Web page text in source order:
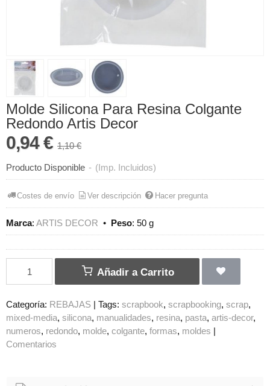
Molde Silicona Para Resina Colgante
Redondo Artis Decor
0,94 € 1,10 €
Producto Disponible - (Imp. Incluidos)
Costes de envío Ver descripción Hacer pregunta
Marca: ARTIS DECOR • Peso: 50 g
Añadir a Carrito
Categoría: REBAJAS | Tags: scrapbook scrapbooking scrap
mixed-media silicona manualidades resina pasta artis-decor
numeros redondo molde colgante formas moldes |
Comentarios